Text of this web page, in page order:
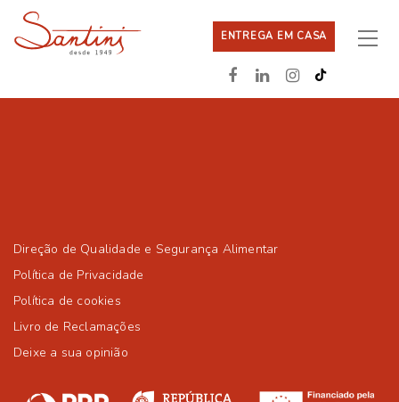
ENTREGA EM CASA
Direção de Qualidade e Segurança Alimentar
Política de Privacidade
Política de cookies
Livro de Reclamações
Deixe a sua opinião